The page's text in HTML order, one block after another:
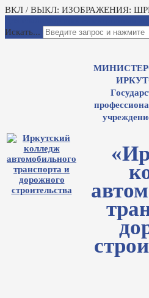
ВКЛ / ВЫКЛ: ИЗОБРАЖЕНИЯ:
Искать...